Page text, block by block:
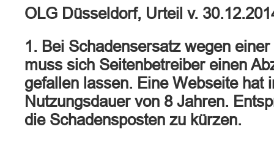
OLG Düsseldorf, Urteil v.
1. Bei Schadensersatz wegen
muss sich Seitenbetreiber einen
gefallen lassen. Eine Webseite hat
Nutzungsdauer von 8 Jahren.
die Schadensposten zu kürzen.